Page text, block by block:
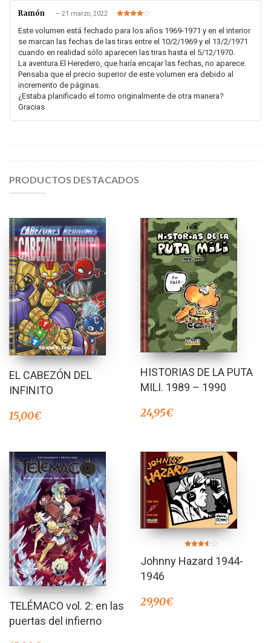
Ramón – 21 marzo, 2022
en4de 5
Este volumen está fechado para los años 1969-1971 y en el interior
se marcan las fechas de las tiras entre el 10/2/1969 y el 13/2/1971
cuando en realidad sólo aparecen las tiras hasta el 5/12/1970.
La aventura El Heredero, que haría encajar las fechas, no aparece.
Pensaba que el precio superior de este volumen era debido al
incremento de páginas.
¿Estaba planificado el tomo originalmente de otra manera?
Gracias
PRODUCTOS DESTACADOS
EL CABEZÓN DEL
INFINITO
15,00€
HISTORIAS DE LA PUTA
MILI. 1989 – 1990
24,95€
TELÉMACO vol. 2: en las
puertas del infierno
en
3.50
Johnny Hazard 1944-
1946
29,90€